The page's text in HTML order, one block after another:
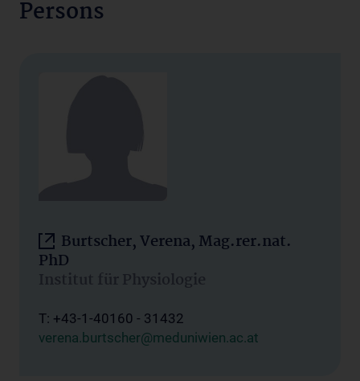
Persons
Burtscher, Verena, Mag.rer.nat.
PhD
Institut für Physiologie
T: +43-1-40160 - 31432
verena.burtscher@meduniwien.ac.at